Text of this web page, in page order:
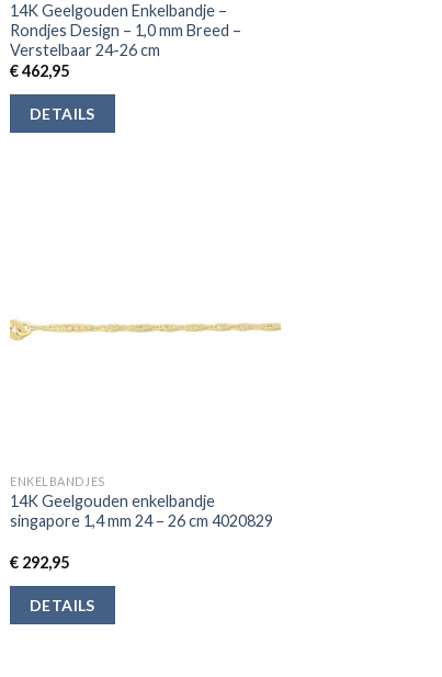
14K Geelgouden Enkelbandje –
Rondjes Design – 1,0 mm Breed –
Verstelbaar 24-26 cm
€462,95
DETAILS
ENKELBANDJES
14K Geelgouden enkelbandje
singapore 1,4 mm 24 – 26 cm 4020829
€ 292,95
DETAILS